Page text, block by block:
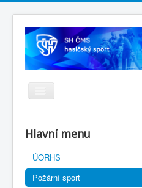
SH ČMS
Hlavní menu
ÚORHS
Požární sport